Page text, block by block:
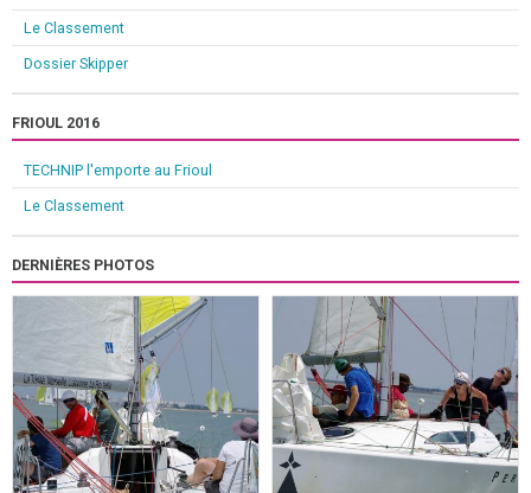
Le Classement
Dossier Skipper
FRIOUL 2016
TECHNIP l'emporte au Frioul
Le Classement
DERNIÈRES PHOTOS